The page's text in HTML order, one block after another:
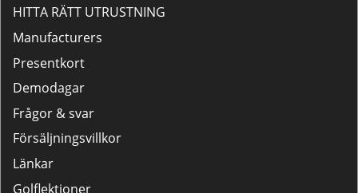
HITTA RÄTT UTRUSTNING
Manufacturers
Presentkort
Demodagar
Frågor & svar
Försäljningsvillkor
Länkar
Golflektioner